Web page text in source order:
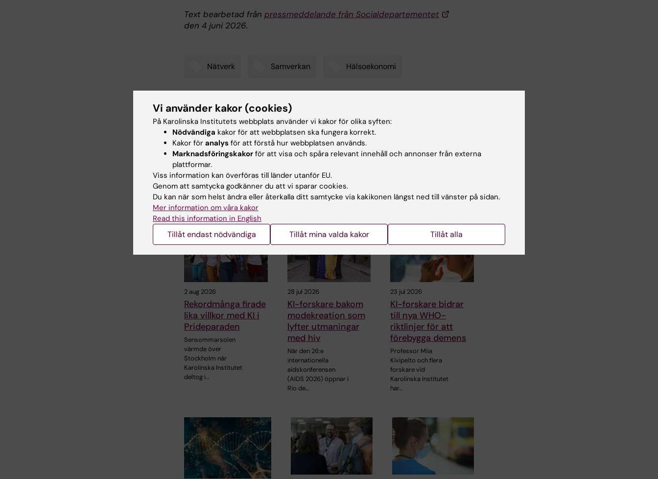
Text bearbetad från pressmeddelande från Socialdepartementet
den 4 juni 2026.
Nätverk Samverkan Hälsoekonomi
Uppdaterad av:
Anne Hammarskjöld 2026-06-09
Dela
Relaterade artiklar
2 aug 2026
Rekordmånga firade
lika villkor med KI i
Prideparaden
Sensommarsolen
värmde över
Stockholm när
Karolinska Institutet
deltog i…
28 jul 2026
KI-forskare bakom
modekreation som
lyfter utmaningar
med hiv
När den 26:e
internationella
aidskonferensen
(AIDS 2026) öppnar i
Rio de…
23 jul 2026
KI-forskare bidrar
till nya WHO-
riktlinjer för att
förebygga demens
Professor Miia
Kivipelto och flera
forskare vid
Karolinska Institutet
har…
Vi använder kakor (cookies)
På Karolinska Institutets webbplats använder vi kakor för olika syften:
Nödvändiga kakor för att webbplatsen ska fungera korrekt.
Kakor för analys för att förstå hur webbplatsen används.
Marknadsföringskakor för att visa och spåra relevant innehåll och annonser från externa
plattformar.
Viss information kan överföras till länder utanför EU.
Genom att samtycka godkänner du att vi sparar cookies.
Du kan när som helst ändra eller återkalla ditt samtycke via kakikonen längst ned till vänster på sidan.
Mer information om våra kakor
Read this information in English
Tillåt endast nödvändiga Tillåt mina valda kakor Tillåt alla